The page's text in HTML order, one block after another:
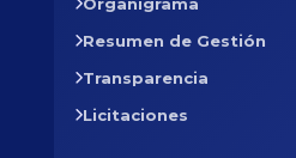
Organigrama
Resumen de Gestión
Transparencia
Licitaciones